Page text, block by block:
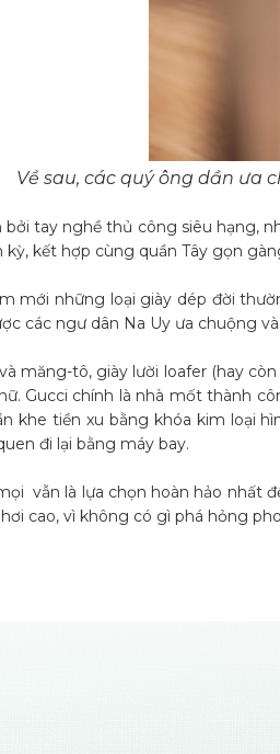
Về sau, các quý ông dần ưa
tay nghề thủ công siêu hạng,
kỳ, kết hợp cùng quần Tây gọn
mới những loại giày dép đời
các ngư dân Na Uy ưa chuộng
măng-tô, giày lười loafer (hay
Gucci chính là nhà mốt thành
khe tiền xu bằng khóa kim loại
đi lại bằng máy bay.
vẫn là lựa chọn hoàn hảo nhất
cao, vì không có gì phá hỏng